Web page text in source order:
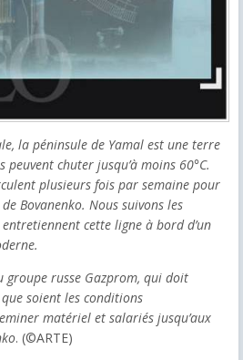
la péninsule de Yamal est une terre
chuter jusqu’à moins 60°C.
plusieurs fois par semaine pour
Bovanenko. Nous suivons les
cette ligne à bord d’un
russe Gazprom, qui doit
soient les conditions
matériel et salariés jusqu’aux
. (©ARTE)